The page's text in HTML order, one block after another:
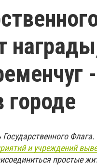
и учреждений
простые